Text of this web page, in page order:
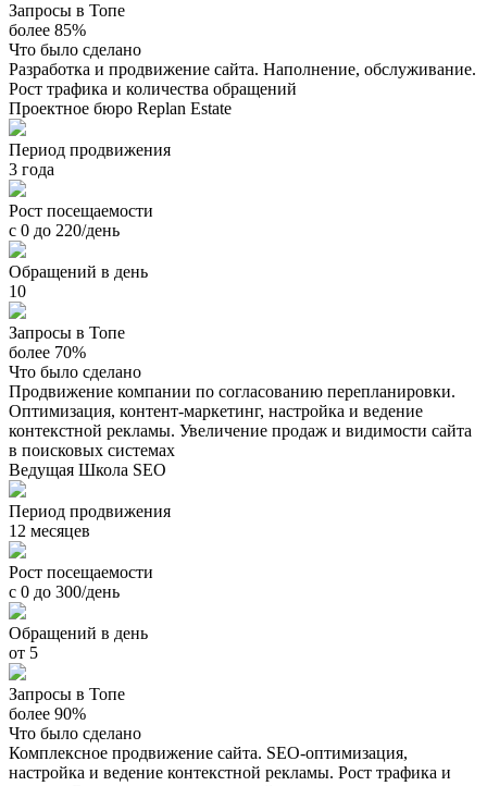
Запросы в Топе
более 85%
Что было сделано
Разработка и продвижение сайта. Наполнение, обслуживание.
Рост трафика и количества обращений
Проектное бюро Replan Estate
Период продвижения
3 года
Рост посещаемости
с 0 до 220/день
Обращений в день
10
Запросы в Топе
более 70%
Что было сделано
Продвижение компании по согласованию перепланировки.
Оптимизация, контент-маркетинг, настройка и ведение
контекстной рекламы. Увеличение продаж и видимости сайта
в поисковых системах
Ведущая Школа SEO
Период продвижения
12 месяцев
Рост посещаемости
с 0 до 300/день
Обращений в день
от 5
Запросы в Топе
более 90%
Что было сделано
Комплексное продвижение сайта. SEO-оптимизация,
настройка и ведение контекстной рекламы. Рост трафика и